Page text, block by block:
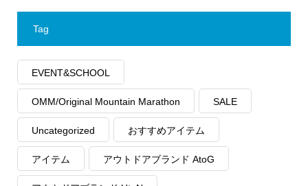
Tag
EVENT&SCHOOL
OMM/Original Mountain Marathon SALE
Uncategorized おすすめアイテム
アイテム アウトドアブランド AtoG